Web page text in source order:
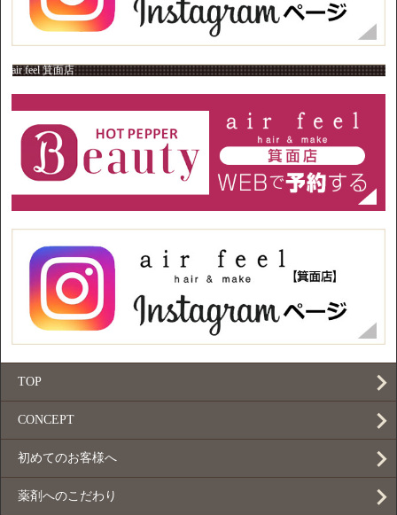
air feel 箕面店
TOP
CONCEPT
初めてのお客様へ
薬剤へのこだわり